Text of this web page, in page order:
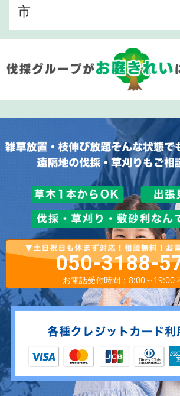
市
050-3188-
お電話受付時間：8:00～19:00